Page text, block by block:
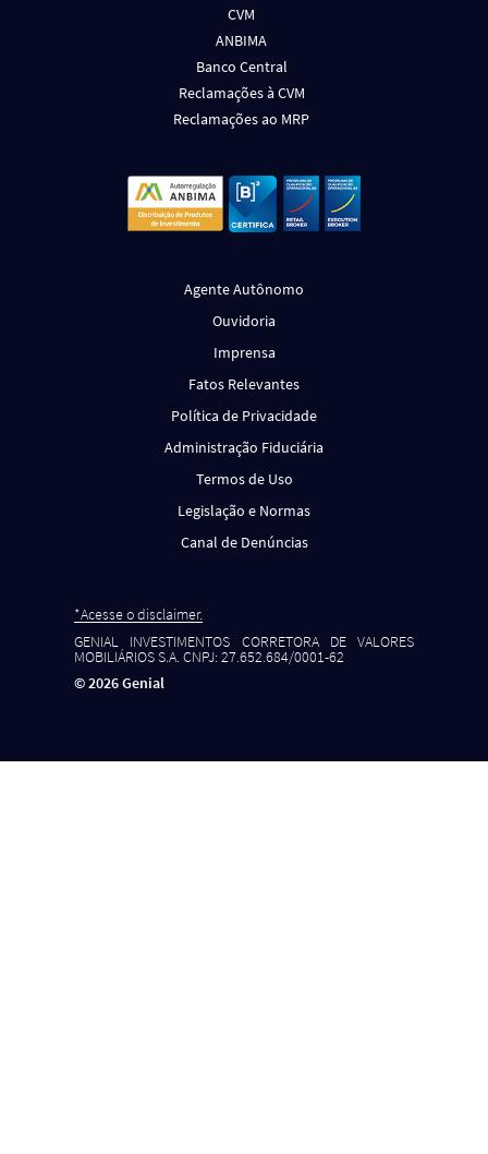
CVM
ANBIMA
Banco Central
Reclamações à CVM
Reclamações ao MRP
Agente Autônomo
Ouvidoria
Imprensa
Fatos Relevantes
Política de Privacidade
Administração Fiduciária
Termos de Uso
Legislação e Normas
Canal de Denúncias
*Acesse o disclaimer.
GENIAL INVESTIMENTOS CORRETORA DE VALORES
MOBILIÁRIOS S.A. CNPJ: 27.652.684/0001-62
©2026Genial